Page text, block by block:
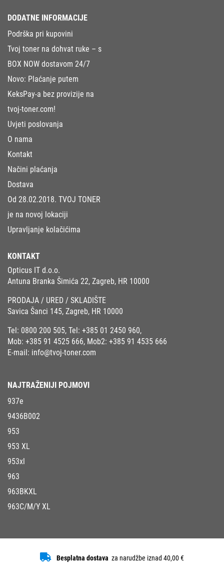
DODATNE INFORMACIJE
Podrška pri kupovini
Tvoj toner na dohvat ruke – s
BOX NOW dostavom 24/7
Novo: Plaćanje putem
KeksPay-a bez provizije na
tvoj-toner.com!
Uvjeti poslovanja
O nama
Kontakt
Načini plaćanja
Dostava
Od 28.02.2018. TVOJ TONER
je na novoj lokaciji
Upravljanje kolačićima
KONTAKT
Opticus IT d.o.o.
Antuna Branka Šimića 22, Zagreb, HR 10000
PRODAJA / URED / SKLADIŠTE
Savica Šanci 145, Zagreb, HR 10000
Tel: 0800 200 505, Tel: +385 01 2450 960,
Mob: +385 91 4525 666, Mob2: +385 91 4535 666
E-mail: info@tvoj-toner.com
NAJTRAŽENIJI POJMOVI
937e
9436B002
953
953 XL
953xl
963
963BKXL
963C/M/Y XL
Besplatna dostava za narudžbe iznad 40,00 €